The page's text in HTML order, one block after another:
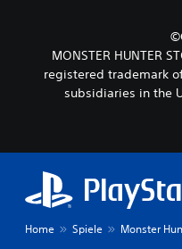
MONSTER HUNTER
registered trademark
subsidiaries in the
Home Spiele Monster